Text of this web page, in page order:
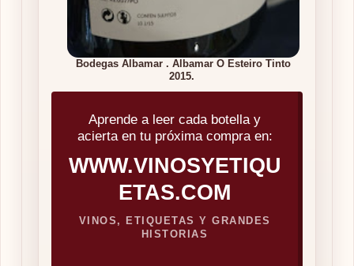
Bodegas Albamar . Albamar O Esteiro Tinto
2015.
Aprende a leer cada botella y
acierta en tu próxima compra en:
WWW.VINOSYETIQU
ETAS.COM
VINOS, ETIQUETAS Y GRANDES
HISTORIAS